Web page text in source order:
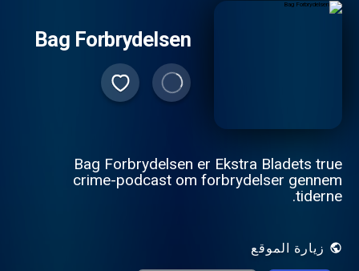
Bag Forbrydelsen
Bag Forbrydelsen er Ekstra Bladets true
crime-podcast om forbrydelser gennem
tiderne.
زيارة الموقع